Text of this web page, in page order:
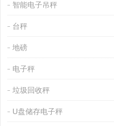
智能电子吊秤
台秤
地磅
电子秤
垃圾回收秤
U盘储存电子秤